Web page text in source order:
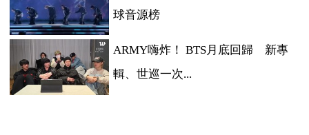
球音源榜
ARMY嗨炸！ BTS月底回歸 新專
輯、世巡一次...